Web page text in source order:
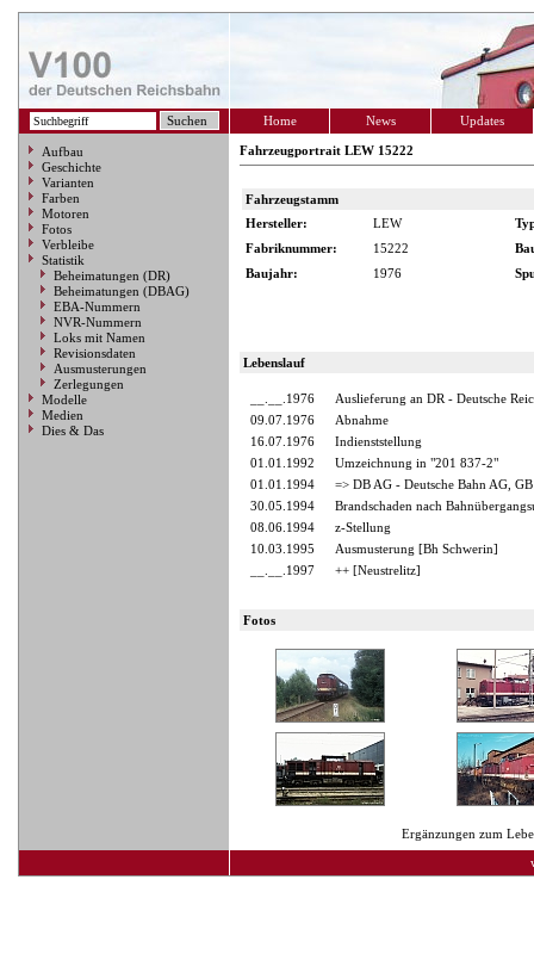
Home News Updates
Aufbau
Geschichte
Varianten
Farben
Motoren
Fotos
Verbleibe
Statistik
Beheimatungen (DR)
Beheimatungen (DBAG)
EBA-Nummern
NVR-Nummern
Loks mit Namen
Revisionsdaten
Ausmusterungen
Zerlegungen
Modelle
Medien
Dies & Das
Fahrzeugportrait LEW 15222
Fahrzeugstamm
Hersteller:
LEW
Fabriknummer:
15222
Baujahr:
1976
Lebenslauf
__.__.1976
Auslieferung an DR - Deutsche
09.07.1976
Abnahme
16.07.1976
Indienststellung
01.01.1992
Umzeichnung in "201 837-2"
01.01.1994
=> DB AG - Deutsche Bahn AG,
30.05.1994
Brandschaden nach
08.06.1994
z-Stellung
10.03.1995
Ausmusterung [Bh Schwerin]
__.__.1997
++ [Neustrelitz]
Fotos
Ergänzungen zum